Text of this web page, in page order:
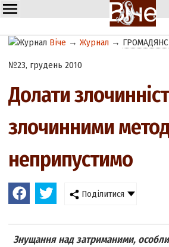
Віче →Журнал →
№23, грудень 2010
Долати
злочинними
неприпустимо
Поділитися
Знущання над затриманими,